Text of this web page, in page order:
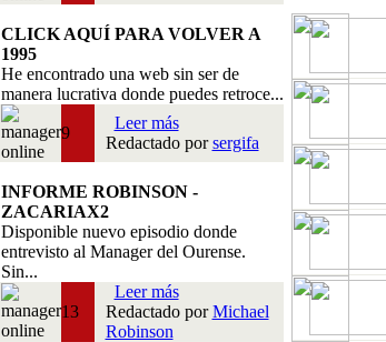
CLICK AQUÍ PARA VOLVER A
1995
He encontrado una web sin ser de
manera lucrativa donde puedes retroce...
9
Leer más
Redactado porsergifa
INFORME ROBINSON -
ZACARIAX2
Disponible nuevo episodio donde
entrevisto al Manager del Ourense.
Sin...
13
Leer más
Redactado porMichael
Robinson